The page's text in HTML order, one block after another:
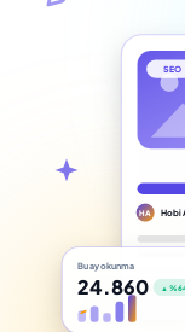
SEO
HA Hobi
Bu ay okunma
24.860 ▲